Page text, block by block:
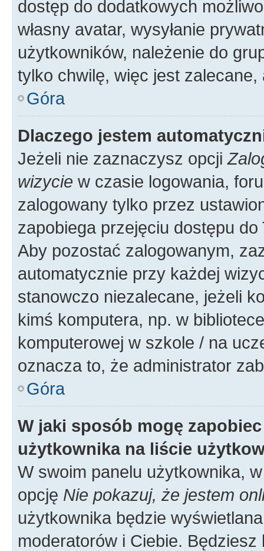
dostęp do dodatkowych
własny avatar, wysyłanie
użytkowników, należenie do
tylko chwilę, więc jest zalecane,
Góra
Dlaczego jestem
Jeżeli nie zaznaczysz opcji
wizycie w czasie logowania,
zalogowany tylko przez
zapobiega przejęciu dostępu
Aby pozostać zalogowanym,
automatycznie przy każdej
stanowczo niezalecane, jeżeli
kimś komputera, np. w
komputerowej w szkole / na
oznacza to, że administrator
Góra
W jaki sposób mogę
użytkownika na liście
W swoim panelu użytkownika,
opcję Nie pokazuj, że jestem
użytkownika będzie
moderatorów i Ciebie.